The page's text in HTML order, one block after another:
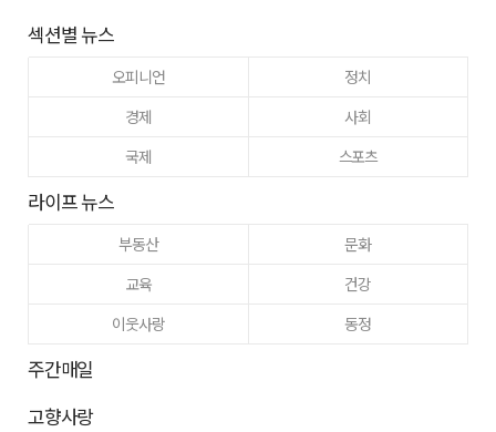
섹션별 뉴스
오피니언
정치
경제
사회
국제
스포츠
라이프 뉴스
부동산
문화
교육
건강
이웃사랑
동정
주간매일
고향사랑